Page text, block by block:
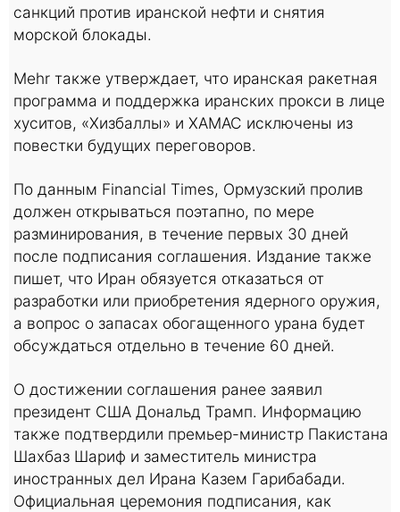
санкций против иранской нефти и снятия
морской блокады.
Mehr также утверждает, что иранская ракетная
программа и поддержка иранских прокси в лице
хуситов, «Хизбаллы» и ХАМАС исключены из
повестки будущих переговоров.
По данным Financial Times, Ормузский пролив
должен открываться поэтапно, по мере
разминирования, в течение первых 30 дней
после подписания соглашения. Издание также
пишет, что Иран обязуется отказаться от
разработки или приобретения ядерного оружия,
а вопрос о запасах обогащенного урана будет
обсуждаться отдельно в течение 60 дней.
О достижении соглашения ранее заявил
президент США Дональд Трамп. Информацию
также подтвердили премьер-министр Пакистана
Шахбаз Шариф и заместитель министра
иностранных дел Ирана Казем Гарибабади.
Официальная церемония подписания, как